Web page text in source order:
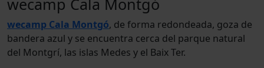
wecamp Cala Montgó, de forma redondeada, goza de
bandera azul y se encuentra cerca del parque natural
del Montgrí, las islas Medes y el Baix Ter.